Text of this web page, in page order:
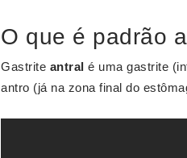
O que é padrão
Gastrite antral é uma gastrite
antro (já na zona final do